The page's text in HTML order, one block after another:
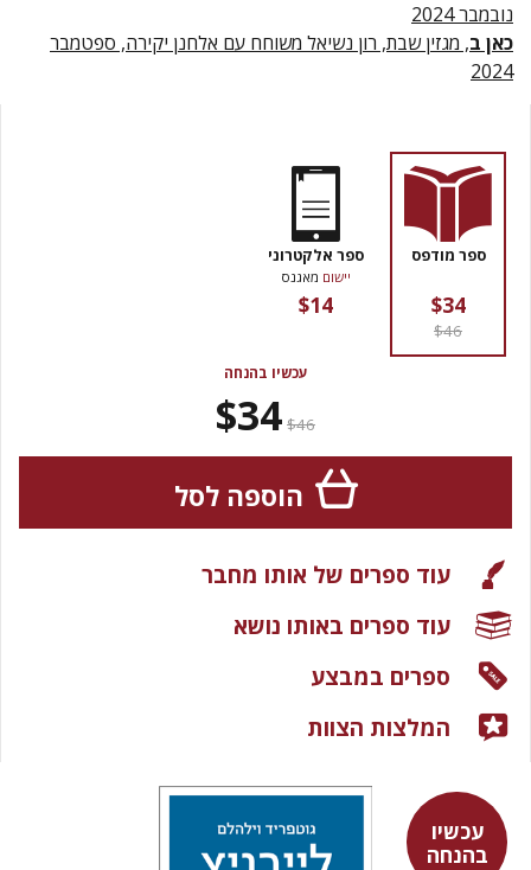
עכשיו
בהנחה
נובמבר 2024
כאן ב, מגזין שבת, רון נשיאל משוחח עם אלחנן יקירה, ספטמבר
2024
ספר מודפס
$34
$46
ספר אלקטרוני
יישום מאגנס
$14
עכשיו בהנחה
$46
$34
הוספה לסל
עוד ספרים של אותו מחבר
עוד ספרים באותו נושא
ספרים במבצע
המלצות הצוות